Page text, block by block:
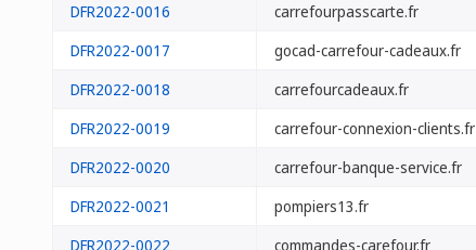
DFR2022-0016
carrefourpasscarte.fr
DFR2022-0017
gocad-carrefour-cadeaux.fr
DFR2022-0018
carrefourcadeaux.fr
DFR2022-0019
carrefour-connexion-clients.fr
DFR2022-0020
carrefour-banque-service.fr
DFR2022-0021
pompiers13.fr
DFR2022-0022
commandes-carefour.fr